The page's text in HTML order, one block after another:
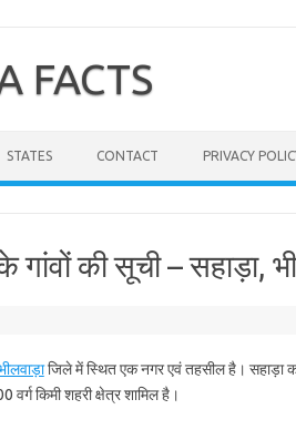
FACTS
STATES CONTACT PRIVACY
की सूची – सहाड़ा,
जिले में स्थित एक नगर एवं तहसील है। सहाड़ा
वर्ग किमी शहरी क्षेत्र शामिल है।